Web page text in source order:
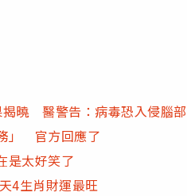
曉 醫警告：病毒恐入侵腦部
」 官方回應了
是太好笑了
4生肖財運最旺